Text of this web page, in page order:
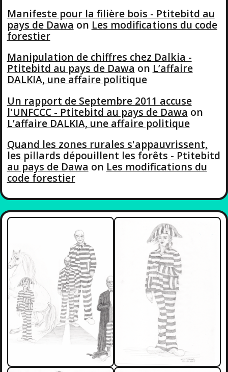
Manifeste pour la filière bois - Ptitebitd au
pays de Dawa on Les modifications du code
forestier
Manipulation de chiffres chez Dalkia -
Ptitebitd au pays de Dawa on L’affaire
DALKIA, une affaire politique
Un rapport de Septembre 2011 accuse
l'UNFCCC - Ptitebitd au pays de Dawa on
L’affaire DALKIA, une affaire politique
Quand les zones rurales s'appauvrissent,
les pillards dépouillent les forêts - Ptitebitd
au pays de Dawa on Les modifications du
code forestier